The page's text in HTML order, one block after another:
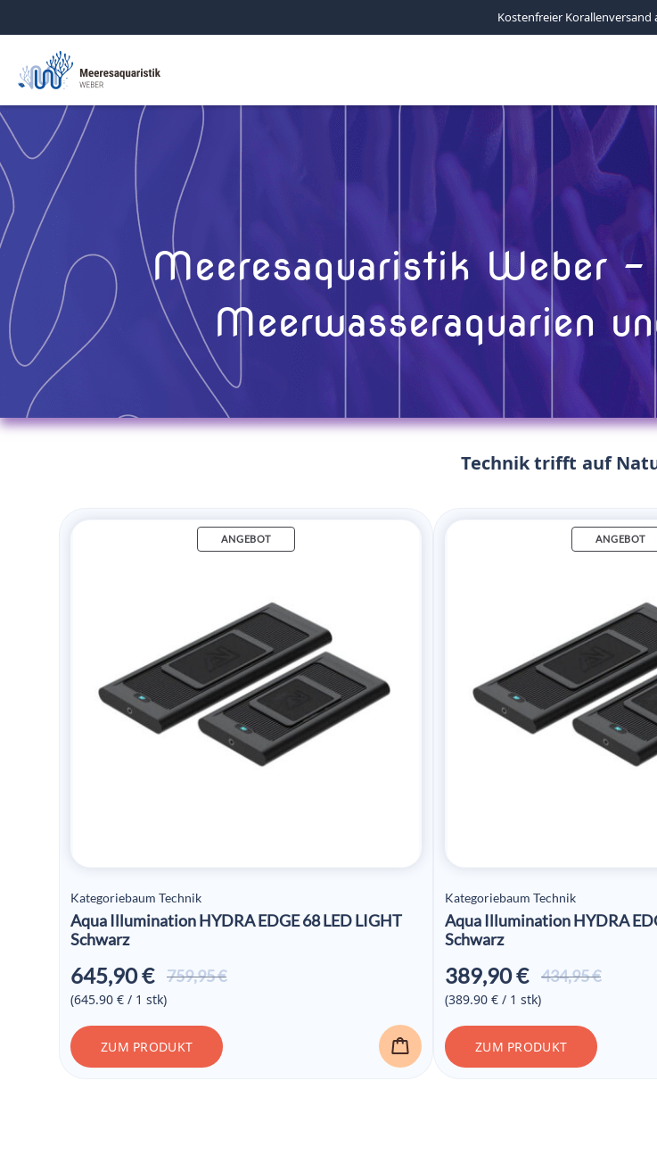
Kostenfreier Korallenversand
Meeresaquaristik Weber –
Meerwasseraquarien
Technik trifft auf
ANGEBOT
Kategoriebaum Technik
Aqua Illumination HYDRA EDGE 68 LED LIGHT
Schwarz
759,95€Ursprünglicher
645,90€
Aktueller
(645.90 € / 1 stk)
ZUM PRODUKT
ANGEBOT
Kategoriebaum Technik
Aqua Illumination HYDRA
Schwarz
434,95€
389,90€
Aktueller
(389.90 € / 1 stk)
ZUM PRODUKT